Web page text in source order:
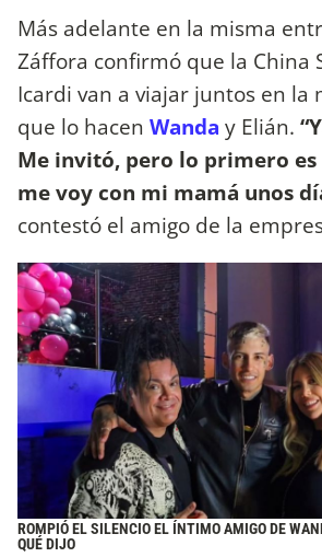
Más adelante en la misma
Záffora confirmó que la China
Icardi van a viajar juntos en la
que lo hacen Wanda y Elián.
Me invitó, pero lo primero
me voy con mi mamá unos
contestó el amigo de la
ROMPIÓ EL SILENCIO EL ÍNTIMO AMIGO DE
QUÉ DIJO